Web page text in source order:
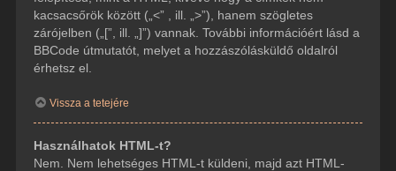
kacsacsőrök között („<” , ill. „>”), hanem szögletes
zárójelben („[”, ill. „]”) vannak. További információért lásd a
BBCode útmutatót, melyet a hozzászólásküldő oldalról
érhetsz el.
Vissza a tetejére
Használhatok HTML-t?
Nem. Nem lehetséges HTML-t küldeni, majd azt HTML-